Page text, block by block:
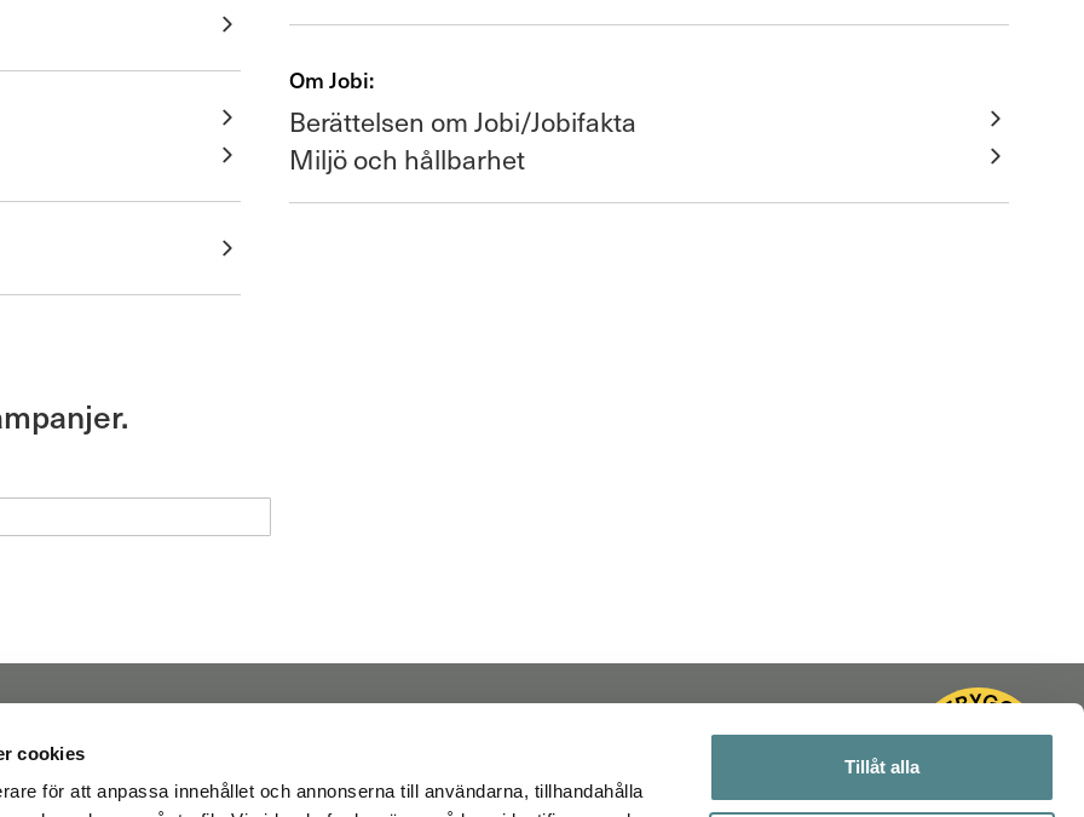
cookies
för att anpassa innehållet och annonserna till användarna, tillhandahålla
Tillåt alla
Om Jobi:
Berättelsen om Jobi/Jobifakta
Miljö och hållbarhet